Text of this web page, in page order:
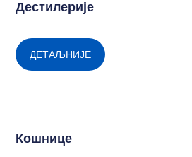
Дестилерије
ДЕТАЉНИЈЕ
Кошнице